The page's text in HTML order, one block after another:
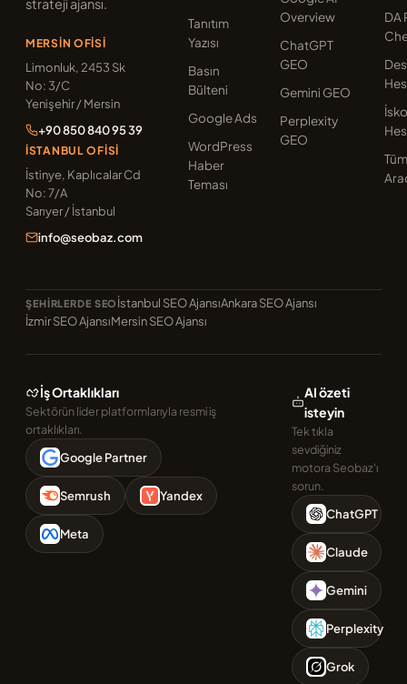
strateji ajansı.
MERSIN OFISI
Limonluk, 2453 Sk
No: 3/C
Yenişehir / Mersin
+90 850 840 95 39
İSTANBUL OFISI
İstinye, Kaplıcalar Cd
No: 7/A
Sarıyer / İstanbul
info@seobaz.com
Tanıtım
Yazısı
Basın
Bülteni
Google Ads
WordPress
Haber
Teması
Overview
ChatGPT
GEO
Gemini GEO
Perplexity
GEO
DA
Tüm
ŞEHIRLERDE SEO İstanbul SEO AjansıAnkara SEO Ajansı
İzmir SEO AjansıMersin SEO Ajansı
İş Ortaklıkları
Sektörün lider platformlarıyla resmi iş
ortaklıkları.
Google Partner
Semrush Yandex
Meta
AI özeti
isteyin
Tek tıkla
sevdiğiniz
motora Seobaz'ı
sorun.
ChatGPT
Claude
Gemini
Perplexity
Grok